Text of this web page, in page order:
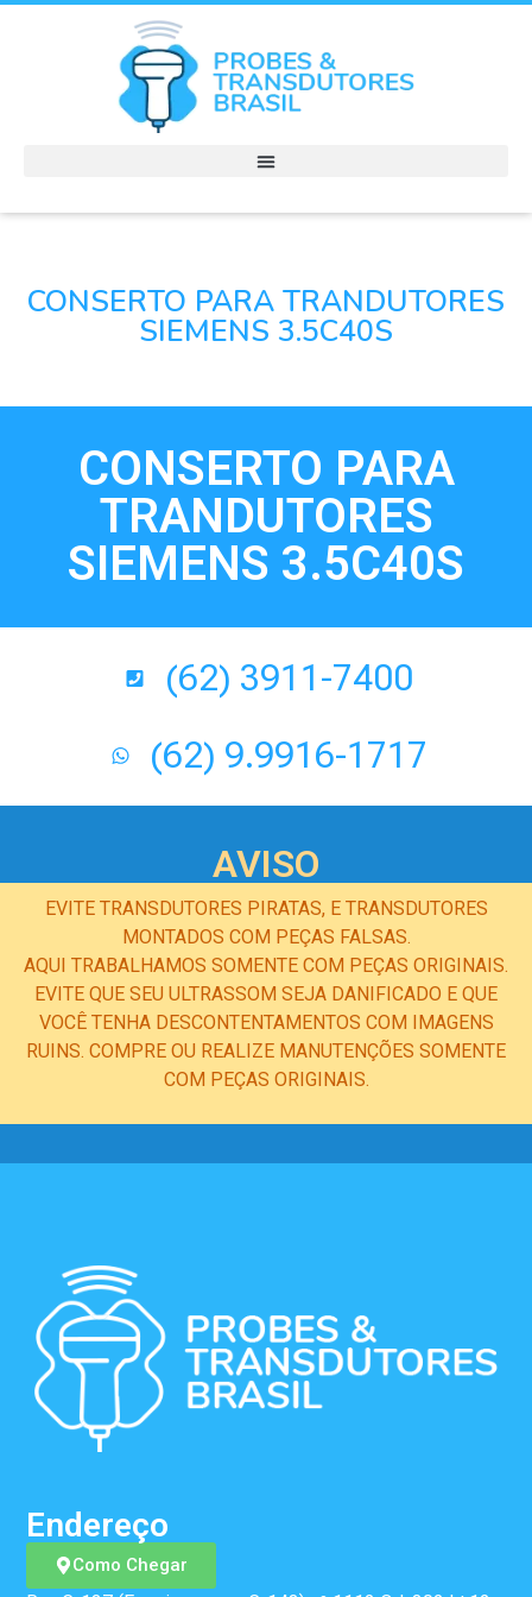
CONSERTO PARA TRANDUTORES
SIEMENS 3.5C40S
CONSERTO PARA
TRANDUTORES
SIEMENS 3.5C40S
(62) 3911-7400
(62) 9.9916-1717
AVISO
EVITE TRANSDUTORES PIRATAS, E TRANSDUTORES
MONTADOS COM PEÇAS FALSAS.
AQUI TRABALHAMOS SOMENTE COM PEÇAS ORIGINAIS.
EVITE QUE SEU ULTRASSOM SEJA DANIFICADO E QUE
VOCÊ TENHA DESCONTENTAMENTOS COM IMAGENS
RUINS. COMPRE OU REALIZE MANUTENÇÕES SOMENTE
COM PEÇAS ORIGINAIS.
Como Chegar
Endereço